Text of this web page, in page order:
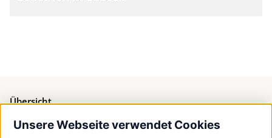
Unsere Webseite verwendet Cookies
Übersicht
Bürgerservice